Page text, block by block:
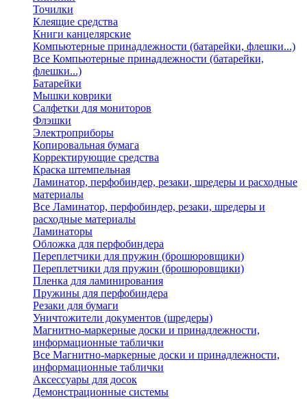
Точилки
Клеящие средства
Книги канцелярские
Компьютерные принадлежности (батарейки, флешки...)
Все Компьютерные принадлежности (батарейки,
флешки...)
Батарейки
Мышки коврики
Салфетки для мониторов
Флэшки
Электроприборы
Копировальная бумага
Корректирующие средства
Краска штемпельная
Ламинатор, перфобиндер, резаки, шредеры и расходные
материалы
Все Ламинатор, перфобиндер, резаки, шредеры и
расходные материалы
Ламинаторы
Обложка для перфобиндера
Переплетчики для пружин (брошюровщики)
Переплетчики для пружин (брошюровщики)
Пленка для ламинирования
Пружины для перфобиндера
Резаки для бумаги
Уничтожители документов (шредеры)
Магнитно-маркерные доски и принадлежности,
информационные таблички
Все Магнитно-маркерные доски и принадлежности,
информационные таблички
Аксессуары для досок
Демонстрационные системы